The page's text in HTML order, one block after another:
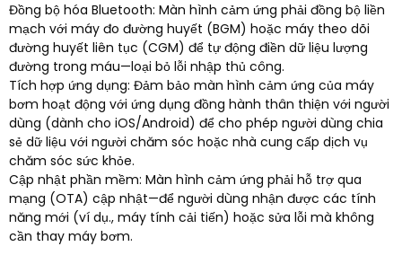
Đồng bộ hóa Bluetooth: Màn hình cảm ứng phải đồng bộ liền
mạch với máy đo đường huyết (BGM) hoặc máy theo dõi
đường huyết liên tục (CGM) để tự động điền dữ liệu lượng
đường trong máu—loại bỏ lỗi nhập thủ công.​
Tích hợp ứng dụng: Đảm bảo màn hình cảm ứng của máy
bơm hoạt động với ứng dụng đồng hành thân thiện với người
dùng (dành cho iOS/Android) để cho phép người dùng chia
sẻ dữ liệu với người chăm sóc hoặc nhà cung cấp dịch vụ
chăm sóc sức khỏe.​
Cập nhật phần mềm: Màn hình cảm ứng phải hỗ trợ qua
mạng (OTA) cập nhật—để người dùng nhận được các tính
năng mới (ví dụ., máy tính cải tiến) hoặc sửa lỗi mà không
cần thay máy bơm.​